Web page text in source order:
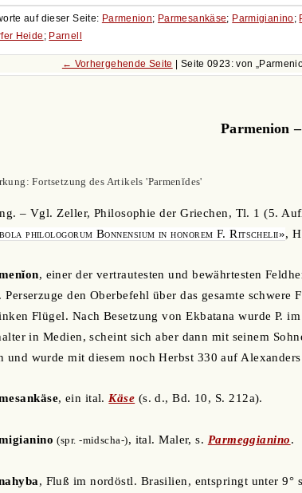
auf dieser Seite: Parmenion; Parmesankäse; Parmigianino;
Heide ; Parnell
← Vorhergehende Seite | Seite 0923: von
Parmenion
Fortsetzung des Artikels 'Parmenĭdes'
– Vgl. Zeller, Philosophie der Griechen, Tl. 1 (5.
philologorum Bonnensium in honorem F. Ritschelii»,
, einer der vertrautesten und bewährtesten
Perserzuge den Oberbefehl über das gesamte
Flügel. Nach Besetzung von Ekbatana wurde P.
in Medien, scheint sich aber dann mit seinem
und wurde mit diesem noch Herbst 330 auf
, ein ital.Käse (s. d., Bd. 10, S. 212a).
(spr. -midscha-), ital. Maler, s. Parmeggianino.
, Fluß im nordöstl. Brasilien, entspringt unter 9°